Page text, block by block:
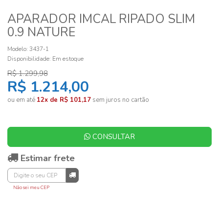
APARADOR IMCAL RIPADO SLIM
0.9 NATURE
Modelo: 3437-1
Disponibilidade: Em estoque
R$ 1.299,98
R$ 1.214,00
ou em até 12x de R$ 101,17 sem juros no cartão
CONSULTAR
Estimar frete
Não sei meu CEP